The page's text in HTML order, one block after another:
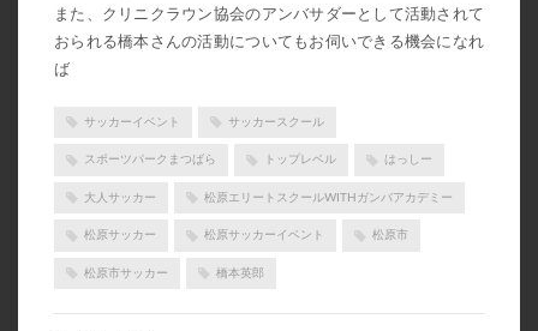
2022年8月
2022年7月
また、クリニクラウン協会のアンバサダーとして活動されて
おられる橋本さんの活動についてもお伺いできる機会になれ
ば
サッカーイベント サッカースクール
スポーツパークまつばら トップレベル はっしー
大人サッカー 松原エリートスクールWITHガンバアカデミー
松原サッカー 松原サッカーイベント 松原市
松原市サッカー 橋本英郎